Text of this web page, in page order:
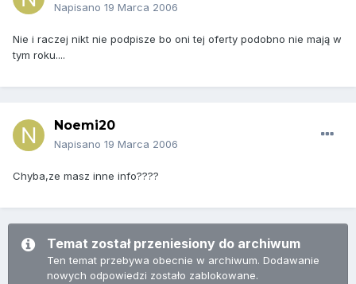
Napisano 19 Marca 2006
Nie i raczej nikt nie podpisze bo oni tej oferty podobno nie mają w
tym roku....
Noemi20
Napisano 19 Marca 2006
Chyba,ze masz inne info????
Temat został przeniesiony do archiwum
Ten temat przebywa obecnie w archiwum. Dodawanie
nowych odpowiedzi zostało zablokowane.